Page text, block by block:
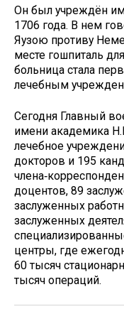
Он был учреждён
1706 года. В нем
Яузою противу
месте гошпиталь
больница стала
лечебным
Сегодня Главный
имени академика
лечебное
докторов и 195
доцентов, 89
заслуженных
заслуженных
центры, где
60 тысяч
тысяч операций.